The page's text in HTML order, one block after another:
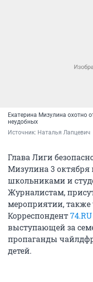
Екатерина Мизулина охотно
неудобных
Источник: Наталья Лапцевич
Глава Лиги
Мизулина 3 октября
школьниками и
Журналистам,
мероприятии, также
Корреспондент74.RU
выступающей за
пропаганды
детей.